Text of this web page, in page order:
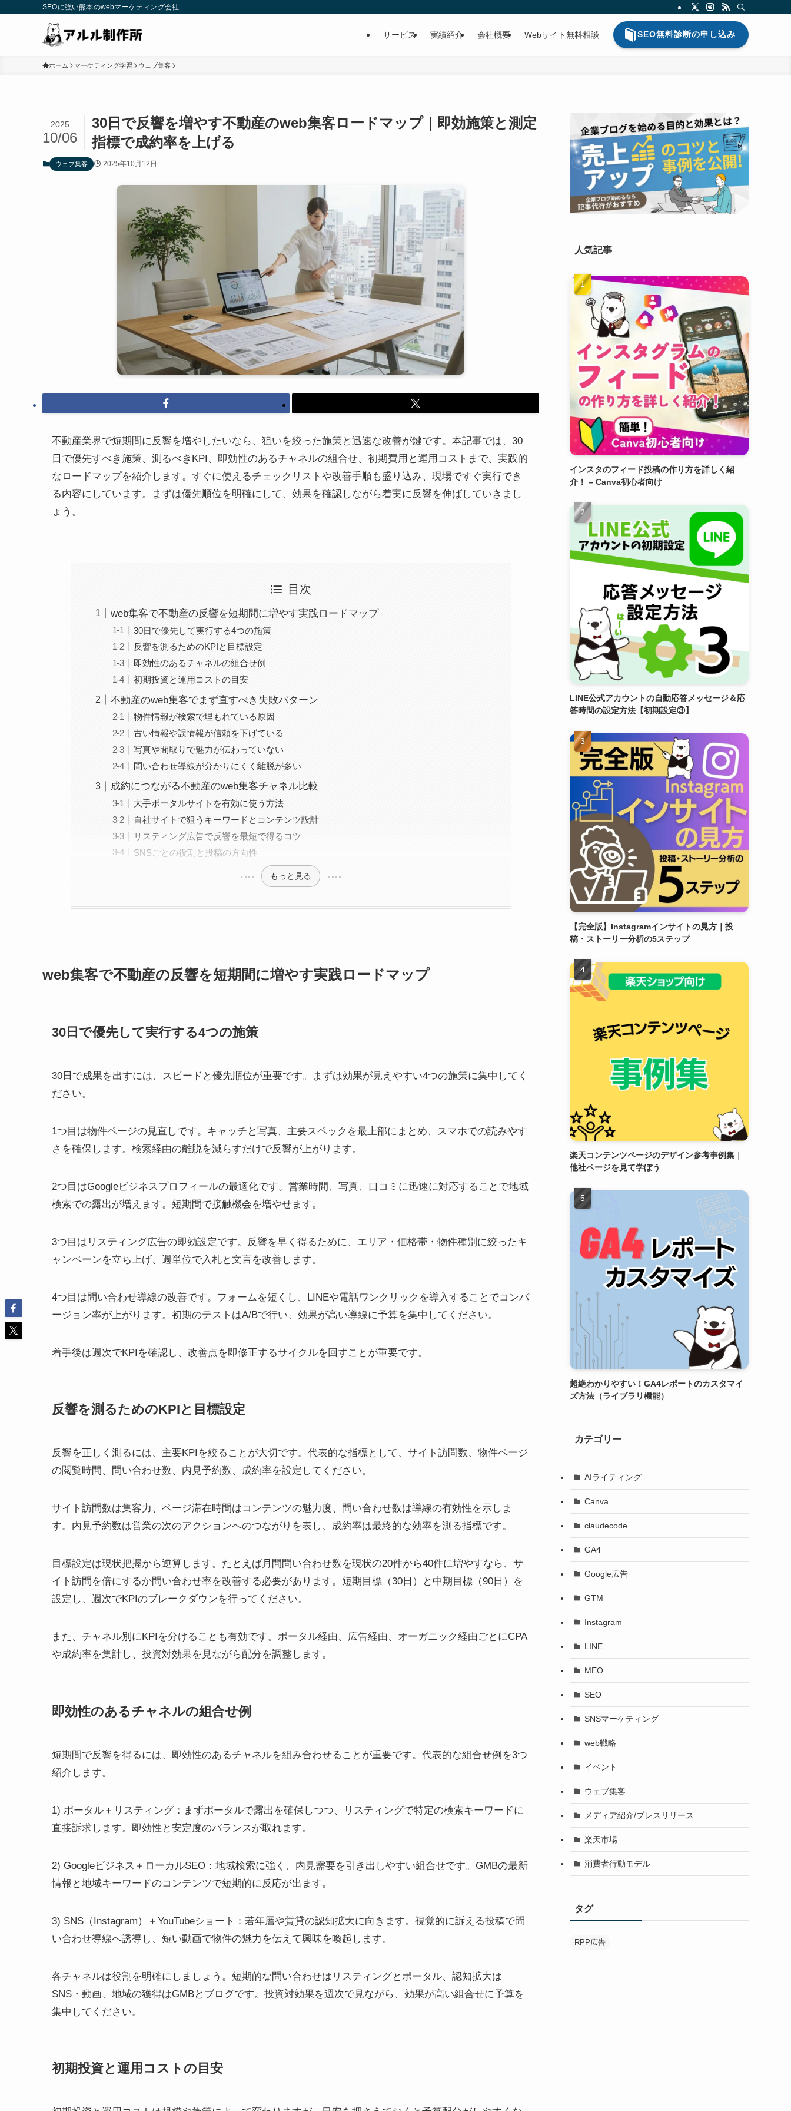
SEOに強い熊本のwebマーケティング会社
サービス 実績紹介 会社概要 Webサイト無料相談 SEO無料診断の申し込み
ホーム マーケティング学習 ウェブ集客
30日で反響を増やす不動産のweb集客ロードマップ｜即効施策と測定
指標で成約率を上げる
2025
10/06
ウェブ集客 2025年10月12日
不動産業界で短期間に反響を増やしたいなら、狙いを絞った施策と迅速な改善が鍵です。本記事では、30
日で優先すべき施策、測るべきKPI、即効性のあるチャネルの組合せ、初期費用と運用コストまで、実践的
なロードマップを紹介します。すぐに使えるチェックリストや改善手順も盛り込み、現場ですぐ実行でき
る内容にしています。まずは優先順位を明確にして、効果を確認しながら着実に反響を伸ばしていきまし
ょう。
目次
web集客で不動産の反響を短期間に増やす実践ロードマップ
30日で優先して実行する4つの施策
反響を測るためのKPIと目標設定
即効性のあるチャネルの組合せ例
初期投資と運用コストの目安
不動産のweb集客でまず直すべき失敗パターン
物件情報が検索で埋もれている原因
古い情報や誤情報が信頼を下げている
写真や間取りで魅力が伝わっていない
問い合わせ導線が分かりにくく離脱が多い
成約につながる不動産のweb集客チャネル比較
大手ポータルサイトを有効に使う方法
自社サイトで狙うキーワードとコンテンツ設計
リスティング広告で反響を最短で得るコツ
SNSごとの役割と投稿の方向性
もっと見る
web集客で不動産の反響を短期間に増やす実践ロードマップ
30日で優先して実行する4つの施策
30日で成果を出すには、スピードと優先順位が重要です。まずは効果が見えやすい4つの施策に集中してく
ださい。
1つ目は物件ページの見直しです。キャッチと写真、主要スペックを最上部にまとめ、スマホでの読みやす
さを確保します。検索経由の離脱を減らすだけで反響が上がります。
2つ目はGoogleビジネスプロフィールの最適化です。営業時間、写真、口コミに迅速に対応することで地域
検索での露出が増えます。短期間で接触機会を増やせます。
3つ目はリスティング広告の即効設定です。反響を早く得るために、エリア・価格帯・物件種別に絞ったキ
ャンペーンを立ち上げ、週単位で入札と文言を改善します。
4つ目は問い合わせ導線の改善です。フォームを短くし、LINEや電話ワンクリックを導入することでコンバ
ージョン率が上がります。初期のテストはA/Bで行い、効果が高い導線に予算を集中してください。
着手後は週次でKPIを確認し、改善点を即修正するサイクルを回すことが重要です。
反響を測るためのKPIと目標設定
反響を正しく測るには、主要KPIを絞ることが大切です。代表的な指標として、サイト訪問数、物件ページ
の閲覧時間、問い合わせ数、内見予約数、成約率を設定してください。
サイト訪問数は集客力、ページ滞在時間はコンテンツの魅力度、問い合わせ数は導線の有効性を示しま
す。内見予約数は営業の次のアクションへのつながりを表し、成約率は最終的な効率を測る指標です。
目標設定は現状把握から逆算します。たとえば月間問い合わせ数を現状の20件から40件に増やすなら、サ
イト訪問を倍にするか問い合わせ率を改善する必要があります。短期目標（30日）と中期目標（90日）を
設定し、週次でKPIのブレークダウンを行ってください。
また、チャネル別にKPIを分けることも有効です。ポータル経由、広告経由、オーガニック経由ごとにCPA
や成約率を集計し、投資対効果を見ながら配分を調整します。
即効性のあるチャネルの組合せ例
短期間で反響を得るには、即効性のあるチャネルを組み合わせることが重要です。代表的な組合せ例を3つ
紹介します。
1) ポータル＋リスティング：まずポータルで露出を確保しつつ、リスティングで特定の検索キーワードに
直接訴求します。即効性と安定度のバランスが取れます。
2) Googleビジネス＋ローカルSEO：地域検索に強く、内見需要を引き出しやすい組合せです。GMBの最新
情報と地域キーワードのコンテンツで短期的に反応が出ます。
3) SNS（Instagram）＋YouTubeショート：若年層や賃貸の認知拡大に向きます。視覚的に訴える投稿で問
い合わせ導線へ誘導し、短い動画で物件の魅力を伝えて興味を喚起します。
各チャネルは役割を明確にしましょう。短期的な問い合わせはリスティングとポータル、認知拡大は
SNS・動画、地域の獲得はGMBとブログです。投資対効果を週次で見ながら、効果が高い組合せに予算を
集中してください。
初期投資と運用コストの目安
人気記事
インスタのフィード投稿の作り方を詳しく紹
介！ – Canva初心者向け
LINE公式アカウントの自動応答メッセージ＆応
答時間の設定方法【初期設定③】
【完全版】Instagramインサイトの見方｜投
稿・ストーリー分析の5ステップ
楽天コンテンツページのデザイン参考事例集｜
他社ページを見て学ぼう
超絶わかりやすい！GA4レポートのカスタマイ
ズ方法（ライブラリ機能）
カテゴリー
AIライティング
Canva
claudecode
GA4
Google広告
GTM
Instagram
LINE
MEO
SEO
SNSマーケティング
web戦略
イベント
ウェブ集客
メディア紹介/プレスリリース
楽天市場
消費者行動モデル
タグ
RPP広告